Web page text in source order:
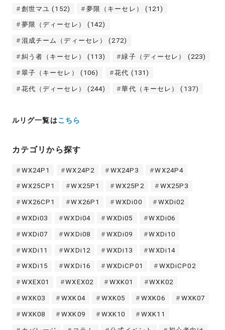
創世マユ (152) 夢限（キーセレ） (121)
夢限（ディーセレ） (142)
混成チーム（ディーセレ） (272)
糾う者（キーセレ） (113) 緑子（ディーセレ） (223)
翠子（キーセレ） (106) 花代 (131)
花代（ディーセレ） (244) 華代（キーセレ） (137)
ルリグ一覧はこちら
カテゴリから探す
WX24P1 WX24P2 WX24P3 WX24P4
WX25CP1 WX25P1 WX25P2 WX25P3
WX26CP1 WX26P1 WXDi00 WXDi02
WXDi03 WXDi04 WXDi05 WXDi06
WXDi07 WXDi08 WXDi09 WXDi10
WXDi11 WXDi12 WXDi13 WXDi14
WXDi15 WXDi16 WXDiCP01 WXDiCP02
WXEX01 WXEX02 WXK01 WXK02
WXK03 WXK04 WXK05 WXK06 WXK07
WXK08 WXK09 WXK10 WXK11